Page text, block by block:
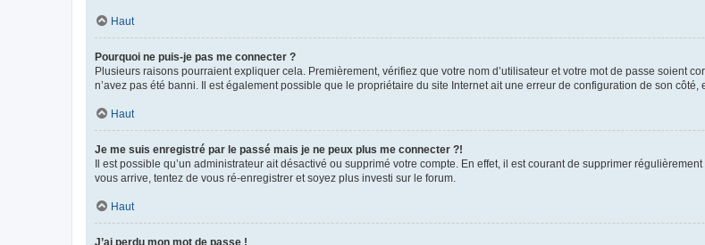
Haut
Pourquoi ne puis-je pas me connecter ?
Plusieurs raisons pourraient expliquer cela. Premièrement, vérifiez que votre nom d’utilisateur et votre mot de passe soient
n’avez pas été banni. Il est également possible que le propriétaire du site Internet ait une erreur de configuration de son côté,
Haut
Je me suis enregistré par le passé mais je ne peux plus me connecter ?!
Il est possible qu’un administrateur ait désactivé ou supprimé votre compte. En effet, il est courant de supprimer
vous arrive, tentez de vous ré-enregistrer et soyez plus investi sur le forum.
Haut
J’ai perdu mon mot de passe !